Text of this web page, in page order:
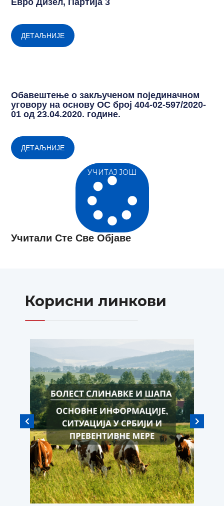
Евро Дизел, Партија 3
ДЕТАЉНИЈЕ
Обавештење о закљученом појединачном
уговору на основу ОС број 404-02-597/2020-
01 од 23.04.2020. године.
ДЕТАЉНИЈЕ
УЧИТАЈ ЈОШ
Учитали Сте Све Објаве
Корисни линкови